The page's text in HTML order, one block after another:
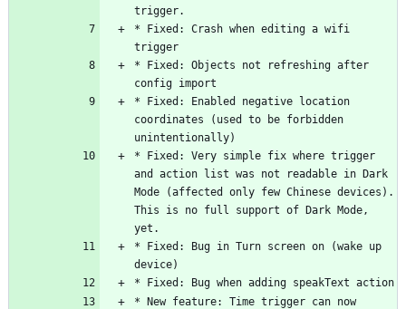
* Fixed: Crash when editing a wifi
* Fixed: Objects not refreshing after
* Fixed: Enabled negative location
coordinates (used to be forbidden
* Fixed: Very simple fix where trigger
and action list was not readable in Dark
Mode (affected only few Chinese devices).
This is no full support of Dark Mode,
* Fixed: Bug in Turn screen on (wake up
* New feature: Time trigger can now